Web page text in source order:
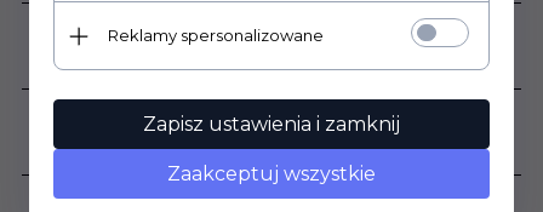
Zastosowanie:
Wewnątrz , Zewnątrz
Grubość płytki:
8 mm
Sprzedaż produktu:
Reklamy spersonalizowane
Zapisz ustawienia i zamknij
Zaakceptuj wszystkie